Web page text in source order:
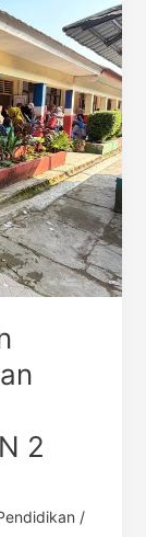
2
/